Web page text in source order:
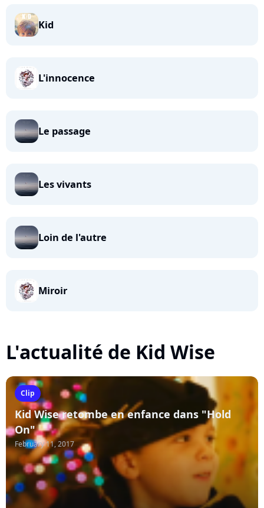
Kid
L'innocence
Le passage
Les vivants
Loin de l'autre
Miroir
L'actualité de Kid Wise
Clip
Kid Wise retombe en enfance dans "Hold
On"
February 11, 2017